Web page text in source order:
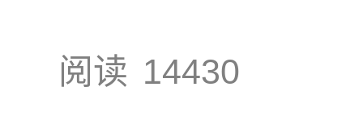
阅读 14430